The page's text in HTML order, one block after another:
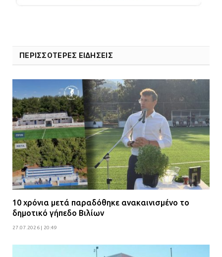
πρότεινε την αθώωση των
08.07.2026 | 16:24
Ο δήμαρχος Μάνδρας δώρισε όλους
τους μισθούς του 2025 στο Θριάσιο
για μηχάνημα καρδιολογικών
επεμβάσεων
08.07.2026 | 15:02
ΔΗΜΟΣ ΜΑΝΔΡΑΣ ΕΙΔΥΛΛΙΑΣ: Δύο
νέα πολυδύναμα οχήματα 4×4
ενισχύουν την Πολιτική Προστασία
08.07.2026 | 09:40
Ομάδα ατόμων επιτέθηκε με
ΠΕΡΙΣΣΟΤΕΡΕΣ ΕΙΔΗΣΕΙΣ
10 χρόνια μετά παραδόθηκε ανακαινισμένο το
δημοτικό γήπεδο Βιλίων
27.07.2026 | 20:49